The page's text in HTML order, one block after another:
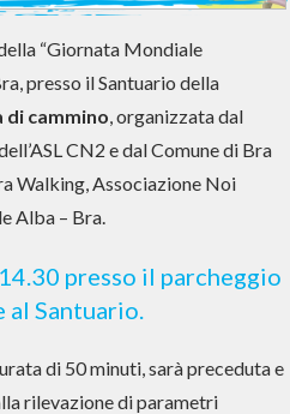
“Giornata Mondiale
presso il Santuario della
cammino, organizzata dal
CN2 e dal Comune di Bra
Walking, Associazione Noi
Alba – Bra.
presso il parcheggio
al Santuario.
di 50 minuti, sarà preceduta e
rilevazione di parametri